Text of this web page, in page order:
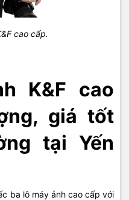
cao cấp.
K&F cao
giá tốt
tại Yến
ba lô máy ảnh cao cấp với